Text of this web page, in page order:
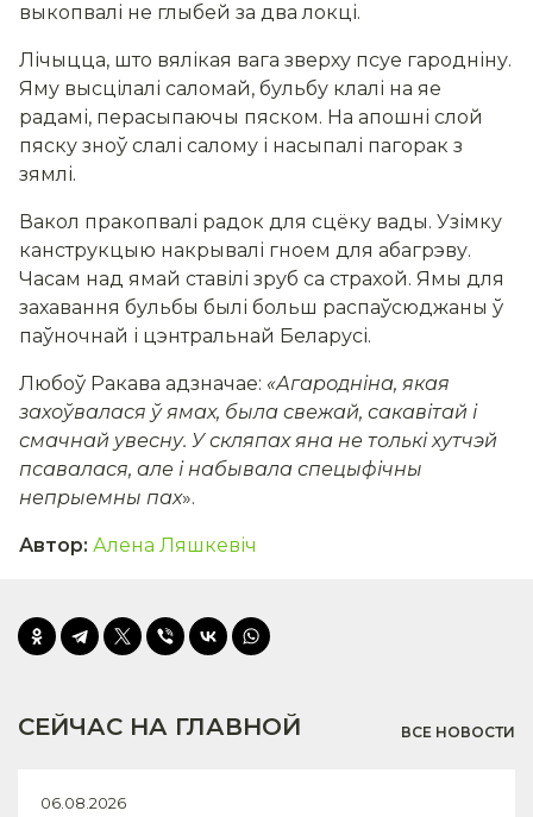
выкопвалі не глыбей за два локці.
Лічыцца, што вялікая вага зверху псуе гародніну.
Яму высцілалі саломай, бульбу клалі на яе
радамі, перасыпаючы пяском. На апошні слой
пяску зноў слалі салому і насыпалі пагорак з
зямлі.
Вакол пракопвалі радок для сцёку вады. Узімку
канструкцыю накрывалі гноем для абагрэву.
Часам над ямай ставілі зруб са страхой. Ямы для
захавання бульбы былі больш распаўсюджаны ў
паўночнай і цэнтральнай Беларусі.
Любоў Ракава адзначае: «Агародніна, якая
захоўвалася ў ямах, была свежай, сакавітай і
смачнай увесну. У скляпах яна не толькі хутчэй
псавалася, але і набывала спецыфічны
непрыемны пах».
Автор: Алена Ляшкевіч
СЕЙЧАС НА ГЛАВНОЙ ВСЕ НОВОСТИ
06.08.2026